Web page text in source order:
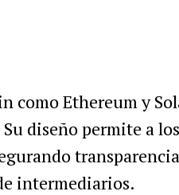
como Ethereum y
diseño permite a
intermediarios.